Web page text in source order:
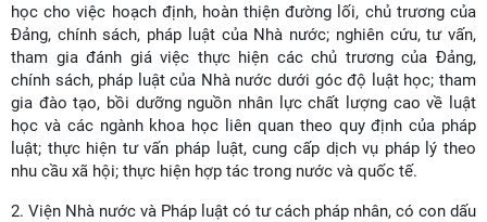
học cho việc hoạch định, hoàn thiện đường lối, chủ trương của
Đảng, chính sách, pháp luật của Nhà nước; nghiên cứu, tư vấn,
tham gia đánh giá việc thực hiện các chủ trương của Đảng,
chính sách, pháp luật của Nhà nước dưới góc độ luật học; tham
gia đào tạo, bồi dưỡng nguồn nhân lực chất lượng cao về luật
học và các ngành khoa học liên quan theo quy định của pháp
luật; thực hiện tư vấn pháp luật, cung cấp dịch vụ pháp lý theo
nhu cầu xã hội; thực hiện hợp tác trong nước và quốc tế.
2. Viện Nhà nước và Pháp luật có tư cách pháp nhân, có con dấu